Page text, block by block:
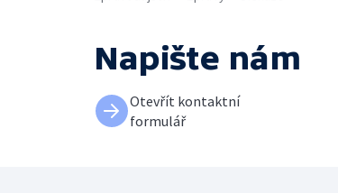
Napište nám
Otevřít kontaktní
formulář